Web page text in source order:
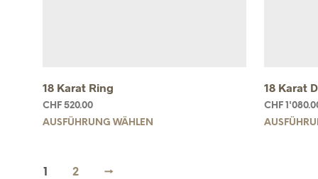
18 Karat Ring
CHF 520.00
AUSFÜHRUNG WÄHLEN
18 Karat
CHF
1 2 →